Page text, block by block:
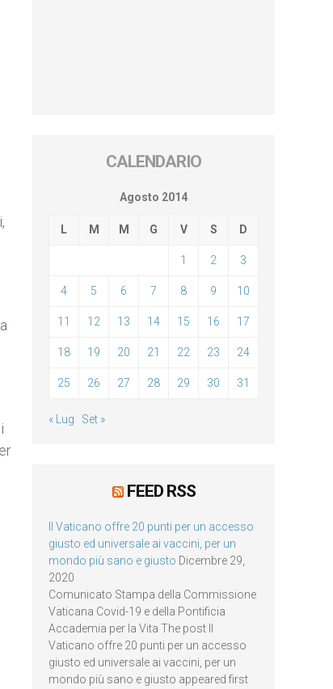
CALENDARIO
Agosto 2014
L M M G V S D
1 2 3
4 5 6 7 8 9 10
11 12 13 14 15 16 17
18 19 20 21 22 23 24
25 26 27 28 29 30 31
« Lug Set »
FEED RSS
Il Vaticano offre 20 punti per un accesso
giusto ed universale ai vaccini, per un
mondo più sano e giusto Dicembre 29,
2020
Comunicato Stampa della Commissione
Vaticana Covid-19 e della Pontificia
Accademia per la Vita The post Il
Vaticano offre 20 punti per un accesso
giusto ed universale ai vaccini, per un
mondo più sano e giusto appeared first